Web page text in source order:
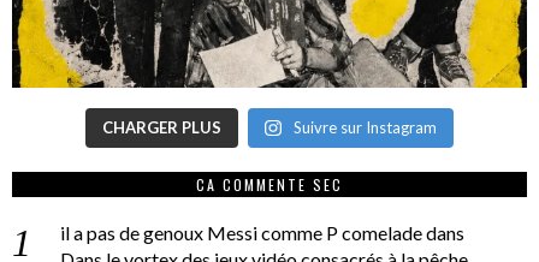
CHARGER PLUS Suivre sur Instagram
CA COMMENTE SEC
il a pas de genoux Messi comme P comeladedans